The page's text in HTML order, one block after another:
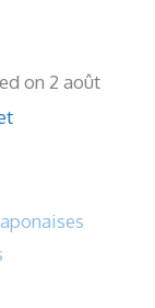
on 2 août